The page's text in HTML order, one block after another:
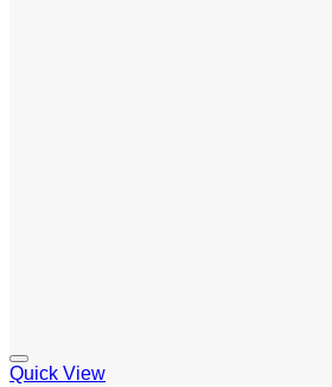
Quick View